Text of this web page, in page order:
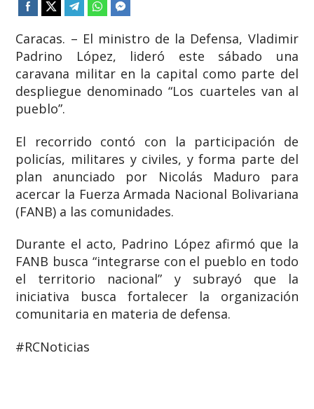
Caracas. – El ministro de la Defensa, Vladimir
Padrino López, lideró este sábado una
caravana militar en la capital como parte del
despliegue denominado “Los cuarteles van al
pueblo”.
El recorrido contó con la participación de
policías, militares y civiles, y forma parte del
plan anunciado por Nicolás Maduro para
acercar la Fuerza Armada Nacional Bolivariana
(FANB) a las comunidades.
Durante el acto, Padrino López afirmó que la
FANB busca “integrarse con el pueblo en todo
el territorio nacional” y subrayó que la
iniciativa busca fortalecer la organización
comunitaria en materia de defensa.
#RCNoticias